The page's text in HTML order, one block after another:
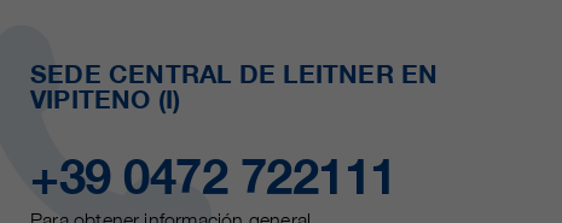
SEDE CENTRAL DE LEITNER EN
VIPITENO (I)
+39 0472 722111